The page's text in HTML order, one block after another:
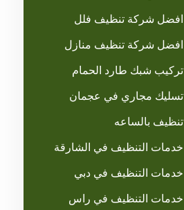
افضل شركة تنظيف فلل
افضل شركة تنظيف منازل
تركيب شبك طارد الحمام
تسليك مجاري في عجمان
تنظيف بالساعه
خدمات التنظيف في الشارقة
خدمات التنظيف في دبي
خدمات التنظيف في راس